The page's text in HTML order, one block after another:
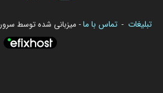
تبلیغات - تماس با ما- میزبانی شده توسط